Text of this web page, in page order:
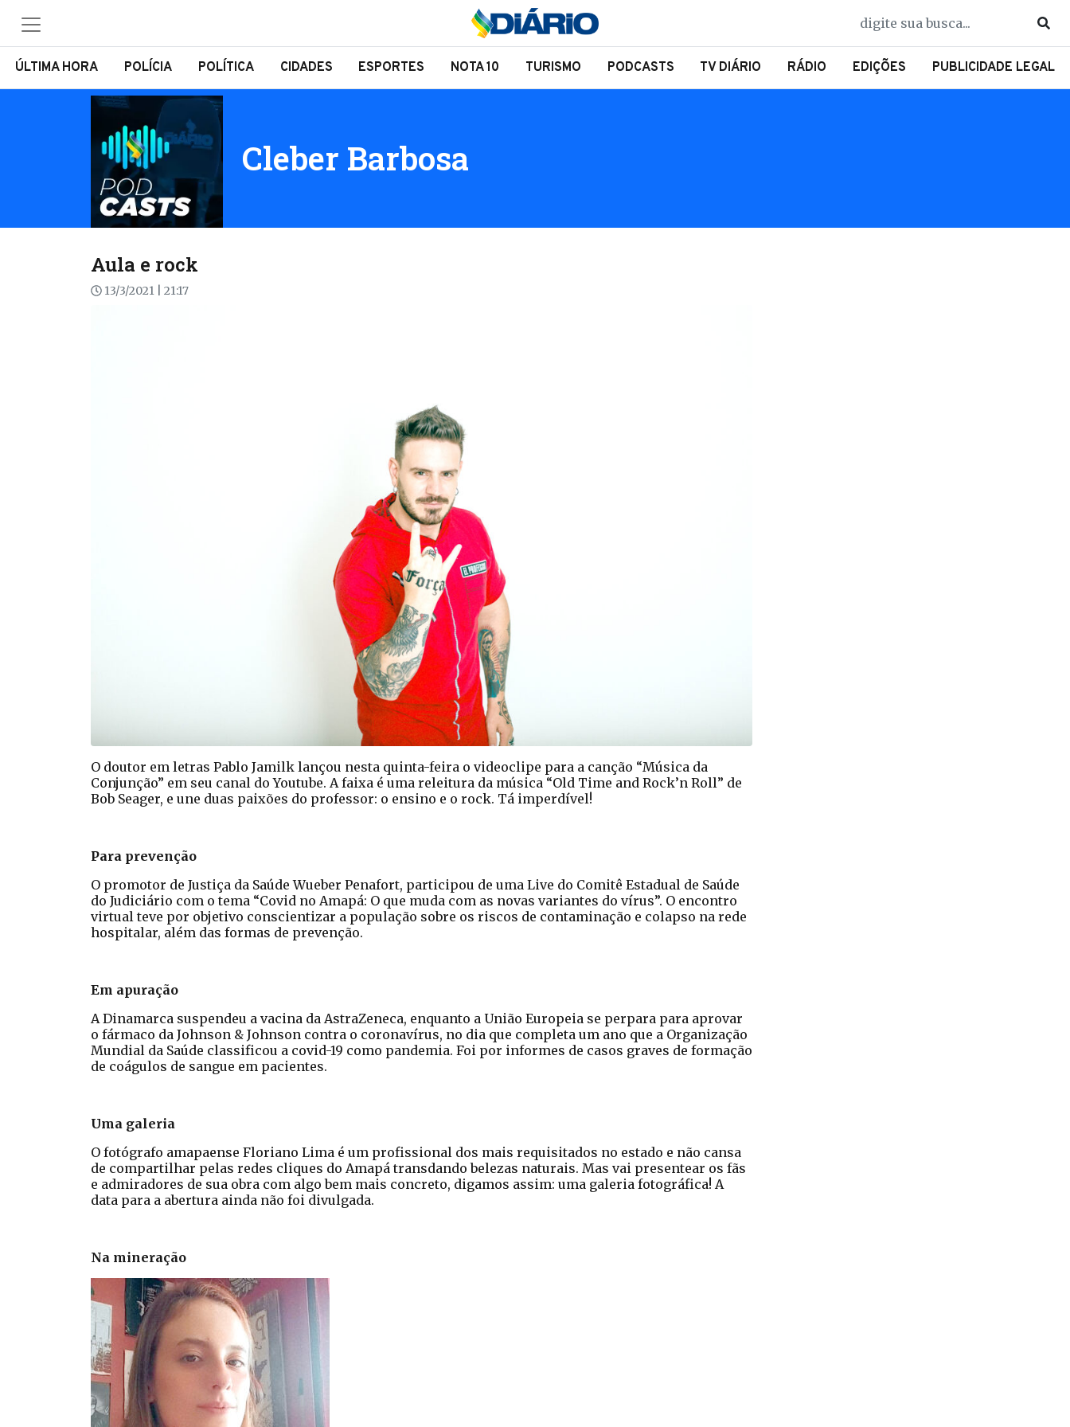
ÚLTIMA HORA POLÍCIA POLÍTICA CIDADES ESPORTES NOTA 10 TURISMO PODCASTS TV DIÁRIO RÁDIO EDIÇÕES PUBLICIDADE LEGAL
Cleber Barbosa
Aula e rock
13/3/2021 | 21:17
O doutor em letras Pablo Jamilk lançou nesta quinta-feira o videoclipe para a canção “Música da
Conjunção” em seu canal do Youtube. A faixa é uma releitura da música “Old Time and Rock’n Roll” de
Bob Seager, e une duas paixões do professor: o ensino e o rock. Tá imperdível!
Para prevenção
O promotor de Justiça da Saúde Wueber Penafort, participou de uma Live do Comitê Estadual de Saúde
do Judiciário com o tema “Covid no Amapá: O que muda com as novas variantes do vírus”. O encontro
virtual teve por objetivo conscientizar a população sobre os riscos de contaminação e colapso na rede
hospitalar, além das formas de prevenção.
Em apuração
A Dinamarca suspendeu a vacina da AstraZeneca, enquanto a União Europeia se perpara para aprovar
o fármaco da Johnson & Johnson contra o coronavírus, no dia que completa um ano que a Organização
Mundial da Saúde classificou a covid-19 como pandemia. Foi por informes de casos graves de formação
de coágulos de sangue em pacientes.
Uma galeria
O fotógrafo amapaense Floriano Lima é um profissional dos mais requisitados no estado e não cansa
de compartilhar pelas redes cliques do Amapá transdando belezas naturais. Mas vai presentear os fãs
e admiradores de sua obra com algo bem mais concreto, digamos assim: uma galeria fotográfica! A
data para a abertura ainda não foi divulgada.
Na mineração